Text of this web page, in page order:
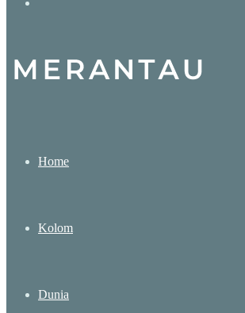
for
Home
Kolom
Dunia